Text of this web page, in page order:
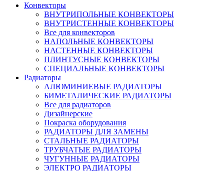
Конвекторы
ВНУТРИПОЛЬНЫЕ КОНВЕКТОРЫ
ВНУТРИСТЕННЫЕ КОНВЕКТОРЫ
Все для конвекторов
НАПОЛЬНЫЕ КОНВЕКТОРЫ
НАСТЕННЫЕ КОНВЕКТОРЫ
ПЛИНТУСНЫЕ КОНВЕКТОРЫ
СПЕЦИАЛЬНЫЕ КОНВЕКТОРЫ
Радиаторы
АЛЮМИНИЕВЫЕ РАДИАТОРЫ
БИМЕТАЛИЧЕСКИЕ РАДИАТОРЫ
Все для радиаторов
Дизайнерские
Покраска оборудования
РАДИАТОРЫ ДЛЯ ЗАМЕНЫ
СТАЛЬНЫЕ РАДИАТОРЫ
ТРУБЧАТЫЕ РАДИАТОРЫ
ЧУГУННЫЕ РАДИАТОРЫ
ЭЛЕКТРО РАДИАТОРЫ